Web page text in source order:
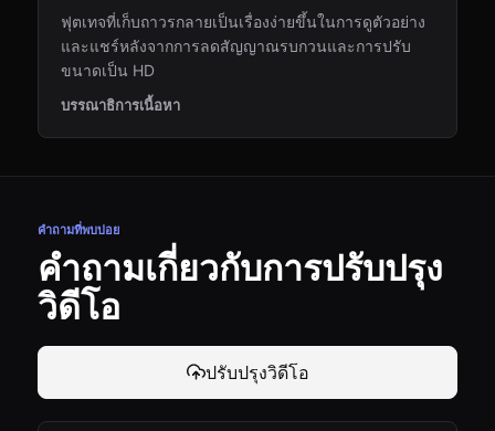
ฟุตเทจที่เก็บถาวรกลายเป็นเรื่องง่ายขึ้นในการดูตัวอย่าง
และแชร์หลังจากการลดสัญญาณรบกวนและการปรับ
ขนาดเป็น HD
บรรณาธิการเนื้อหา
คำถามที่พบบ่อย
คำถามเกี่ยวกับการปรับปรุง
วิดีโอ
ปรับปรุงวิดีโอ